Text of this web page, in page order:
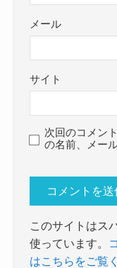
メール
サイト
次回のコメン
の名前、メー
このサイトはス
使っています。
はこちらをご覧